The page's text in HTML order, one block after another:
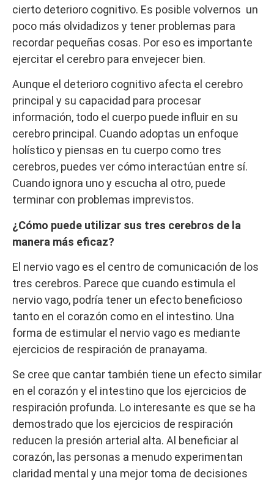
cierto deterioro cognitivo. Es posible volvernos un
poco más olvidadizos y tener problemas para
recordar pequeñas cosas. Por eso es importante
ejercitar el cerebro para envejecer bien.
Aunque el deterioro cognitivo afecta el cerebro
principal y su capacidad para procesar
información, todo el cuerpo puede influir en su
cerebro principal. Cuando adoptas un enfoque
holístico y piensas en tu cuerpo como tres
cerebros, puedes ver cómo interactúan entre sí.
Cuando ignora uno y escucha al otro, puede
terminar con problemas imprevistos.
¿Cómo puede utilizar sus tres cerebros de la
manera más eficaz?
El nervio vago es el centro de comunicación de los
tres cerebros. Parece que cuando estimula el
nervio vago, podría tener un efecto beneficioso
tanto en el corazón como en el intestino. Una
forma de estimular el nervio vago es mediante
ejercicios de respiración de pranayama.
Se cree que cantar también tiene un efecto similar
en el corazón y el intestino que los ejercicios de
respiración profunda. Lo interesante es que se ha
demostrado que los ejercicios de respiración
reducen la presión arterial alta. Al beneficiar al
corazón, las personas a menudo experimentan
claridad mental y una mejor toma de decisiones